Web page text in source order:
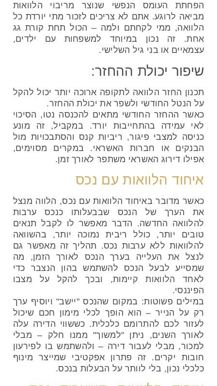
הפחתת העומס הנפשי שנוצר מריבוי הלוואות
מביאה לרוגע. אתם לא צריכים לזכור מתי יורדת כל
הלוואה, ממי לקחתם ולמה – הכול תחת קורת גג
אחת. זה נכון במיוחד למשפחות עם ילדים,
עצמאיים או בני גיל השלישי.
שיפור יכולת ההחזר:
תכנון החזר הלוואה לתקופה ארוכה יותר יכול להקל
על הנטל החודשי ולשפר את יכולת ההחזר.
כאשר ההחזר החודשי מתאים להכנסה נטו, הסיכוי
לאי עמידה בהתחייבות יורד. במקביל, זה מונע
כניסה למצבי פיגור, ריביות קנס והסתבכויות מול
הבנקים או חברות האשראי. במקרים מסוימים,
אפילו דירוג האשראי משתפר לאורך זמן.
איחוד הלוואות עם נכס
כאשר מדובר באיחוד הלוואות עם נכס, הלווה מנצל
את הערך של הנכס שבבעלותו כנכס ערבות
להלוואה החדשה. הדבר מאפשר לו לקבל תנאים
טובים יותר, כולל ריבית נמוכה יותר, בהשוואה
להלוואות ללא ערבות נכס. תהליך זה מאפשר גם
לנצל את העלייה בערך הנכס לאורך הזמן, מה
שמסייע לבעל הנכס להשתמש בהון הנצבר כדי
לאחד הלוואות קיימות, ובכך להקל על מצבו
הפיננסי.
במילים פשוטות: במקום שהנכס "יישב" ויוסיף ערך
רק על הנייר – הוא הופך לכלי מימון חכם שיכול
לעזור לכם להתרומם כלכלית. כששווי הדירה עלה
לאורך השנים, ניתן "למשוך" ממנו חלק – מבלי
למכור, מבלי לעבור דירה – ולהשתמש בו לפירעון
חובות יקרים. זה פתרון אפקטיבי שמייצר מינוף
כלכלי נכון, בלי לוותר על הבעלות בנכס.